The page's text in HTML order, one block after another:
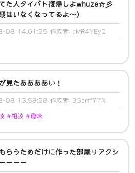
た人タイバト復帰しよwhuze☆彡
はいなくなってるよ～）
08 14:01:55 作成者: cMR4YEyQ
見たああああい！
08 13:59:58 作成者: 33emf77N
#相談 #趣味
らうためだけに作った部屋リアクシ
ーーー